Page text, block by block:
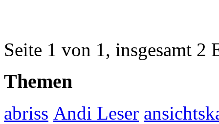
Seite 1 von 1, insgesamt 2
Themen
abriss Andi Leser